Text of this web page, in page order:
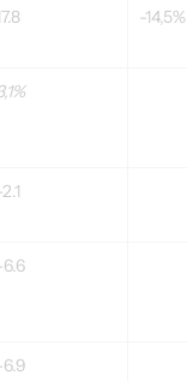
-14,5%